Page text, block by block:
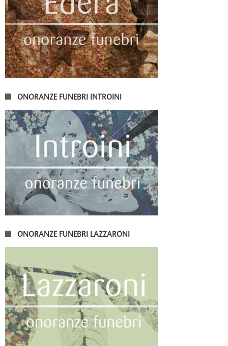
ONORANZE FUNEBRI INTROINI
ONORANZE FUNEBRI LAZZARONI